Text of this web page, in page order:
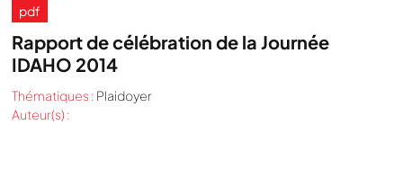
pdf
Rapport de célébration de la Journée
IDAHO 2014
Thématiques : Plaidoyer
Auteur(s) :